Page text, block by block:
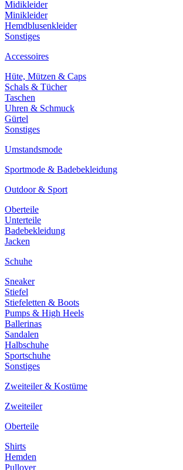
Midikleider
Minikleider
Hemdblusenkleider
Sonstiges
Accessoires
Hüte, Mützen & Caps
Schals & Tücher
Taschen
Uhren & Schmuck
Gürtel
Sonstiges
Umstandsmode
Sportmode & Badebekleidung
Outdoor & Sport
Oberteile
Unterteile
Badebekleidung
Jacken
Schuhe
Sneaker
Stiefel
Stiefeletten & Boots
Pumps & High Heels
Ballerinas
Sandalen
Halbschuhe
Sportschuhe
Sonstiges
Zweiteiler & Kostüme
Zweiteiler
Oberteile
Shirts
Hemden
Pullover